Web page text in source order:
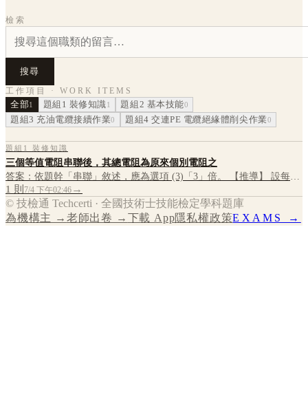
檢索
搜尋
工作項目 · WORK ITEMS
全部1 題組1 裝修知識1 題組2 基本技能0
題組3 充油電纜接續作業0 題組4 交連PE 電纜絕緣體削尖作業0
題組1 裝修知識
三個等值電阻串聯後，其總電阻為原來個別電阻之
答案：依題幹「串聯」敘述，應為選項 (3)「3」倍。 【推導】 設每個
電阻皆為 [公式] 。電阻串聯時，總電阻等於各電阻相加： [公式] 所以
三個等值電阻串聯後
1 則 7/4 下午02:46 →
© 技檢通 Techcerti · 全國技術士技能檢定學科題庫
為機構主 → 老師出卷 → 下載 App隱私權政策EXAMS →